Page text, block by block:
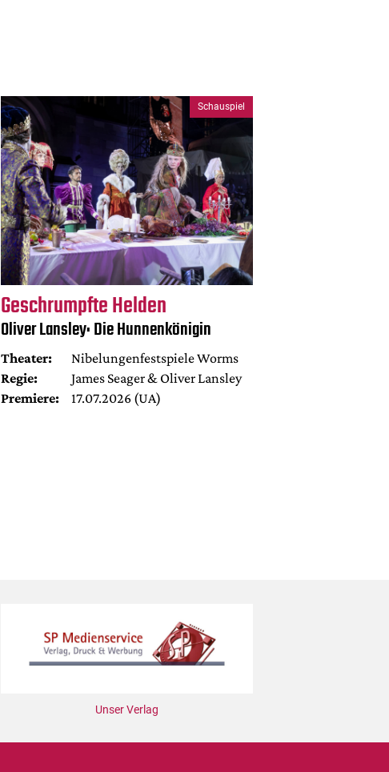
Schauspiel
Geschrumpfte Helden
Oliver Lansley: Die Hunnenkönigin
Theater:
Nibelungenfestspiele Worms
Regie:
James Seager & Oliver Lansley
Premiere:
17.07.2026 (UA)
Unser Verlag